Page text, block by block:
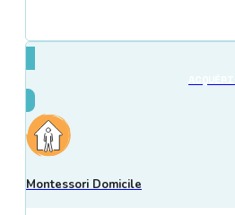
Montessori Domicile